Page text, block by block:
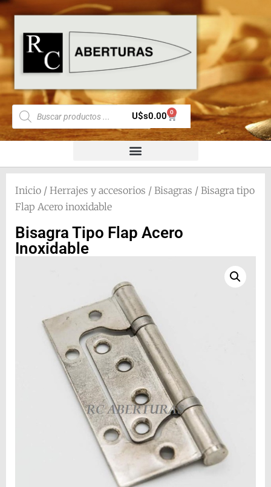
U$s0.00 0
Inicio / Herrajes y accesorios / Bisagras / Bisagra tipo
Flap Acero inoxidable
Bisagra Tipo Flap Acero
Inoxidable